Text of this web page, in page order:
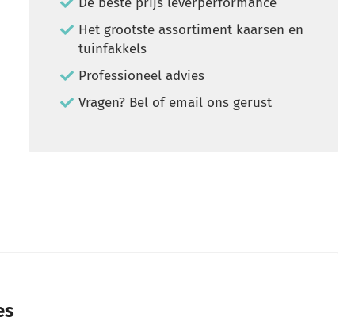
Het grootste assortiment kaarsen en
tuinfakkels
Professioneel advies
Vragen? Bel of email ons gerust